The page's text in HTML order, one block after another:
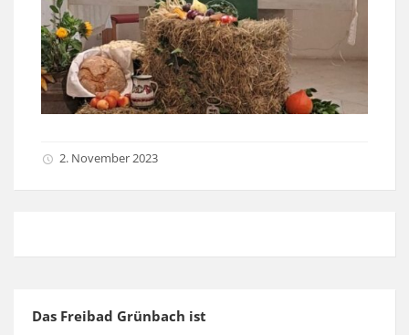
2. November 2023
Das Freibad Grünbach ist